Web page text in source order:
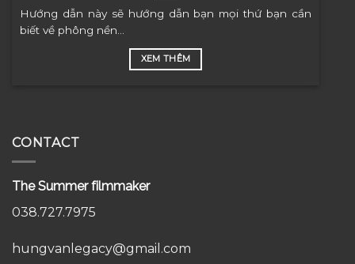
Hướng dẫn này sẽ hướng dẫn bạn mọi thứ bạn cần
biết về phông nền...
XEM THÊM
CONTACT
The Summer filmmaker
038.727.7975
hungvanlegacy@gmail.com